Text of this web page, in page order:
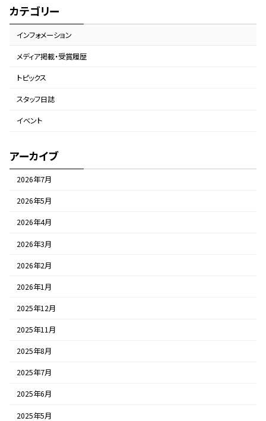
の
ペ
ー
ジ
送
ジ
ジ
ジ
ジ
カテゴリー
インフォメーション
メディア掲載・受賞履歴
トピックス
スタッフ日誌
イベント
アーカイブ
2026年7月
2026年5月
2026年4月
2026年3月
2026年2月
2026年1月
2025年12月
2025年11月
2025年8月
2025年7月
2025年6月
2025年5月